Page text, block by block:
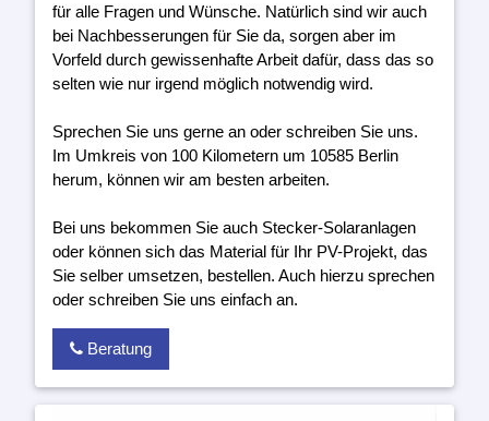
für alle Fragen und Wünsche. Natürlich sind wir auch
bei Nachbesserungen für Sie da, sorgen aber im
Vorfeld durch gewissenhafte Arbeit dafür, dass das so
selten wie nur irgend möglich notwendig wird.
Sprechen Sie uns gerne an oder schreiben Sie uns.
Im Umkreis von 100 Kilometern um 10585 Berlin
herum, können wir am besten arbeiten.
Bei uns bekommen Sie auch Stecker-Solaranlagen
oder können sich das Material für Ihr PV-Projekt, das
Sie selber umsetzen, bestellen. Auch hierzu sprechen
oder schreiben Sie uns einfach an.
Beratung